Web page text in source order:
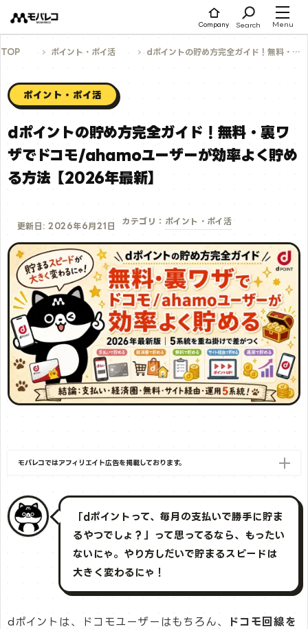
ツ
ス
Company Search Menu
TOP ポイント・ポイ活 dポイントの貯め方完全ガイド！無料・裏ワザでドコモ/ahamoユーザーが効率よく貯める方法【2026年最新】
ポイント・ポイ活
dポイントの貯め方完全ガイド！無料・裏ワ
ザでドコモ/ahamoユーザーが効率よく貯め
る方法【2026年最新】
更新日: 2026年6月21日
カテゴリ： ポイント・ポイ活
モバレコではアフィリエイト広告を掲載しております。
「dポイントって、毎月の支払いで勝手に貯ま
るやつでしょ？」って思ってるなら、もったい
ないにゃ。やり方しだいで貯まるスピードは
大きく変わるにゃ！
dポイントは、ドコモユーザーはもちろん、
ドコモ回線を